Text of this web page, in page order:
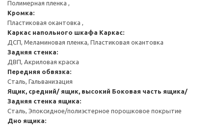
Полимерная пленка ,
Кромка:
Пластиковая окантовка ,
Каркас напольного шкафа Каркас:
ДСП, Меламиновая пленка, Пластиковая окантовка
Задняя стенка:
ДВП, Акриловая краска
Передняя обвязка:
Сталь, Гальванизация
Ящик, средний/ ящик, высокий Боковая часть ящика/
Задняя стенка ящика:
Сталь, Эпоксидное/полиэстерное порошковое покрытие
Дно ящика: